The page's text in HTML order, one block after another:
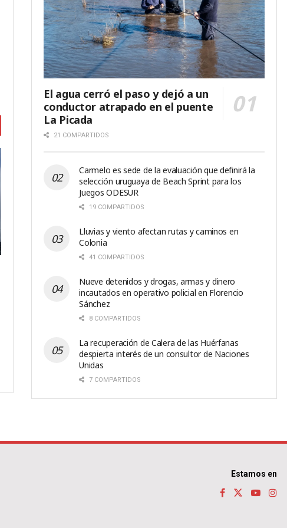
El agua cerró el paso y dejó a un
conductor atrapado en el puente
La Picada
21 COMPARTIDOS
Carmelo es sede de la evaluación que definirá la
selección uruguaya de Beach Sprint para los
Juegos ODESUR
19 COMPARTIDOS
Lluvias y viento afectan rutas y caminos en
Colonia
41 COMPARTIDOS
Nueve detenidos y drogas, armas y dinero
incautados en operativo policial en Florencio
Sánchez
8 COMPARTIDOS
La recuperación de Calera de las Huérfanas
despierta interés de un consultor de Naciones
Unidas
7 COMPARTIDOS
Estamos en